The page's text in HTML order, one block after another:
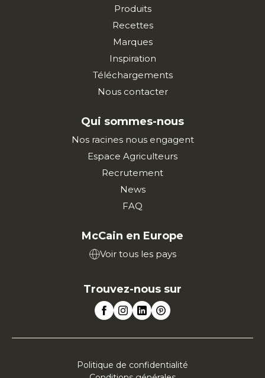
Produits
Recettes
Marques
Inspiration
Téléchargements
Nous contacter
Qui sommes-nous
Nos racines nous engagent
Espace Agriculteurs
Recrutement
News
FAQ
McCain en Europe
Voir tous les pays
Trouvez-nous sur
Politique de confidentialité